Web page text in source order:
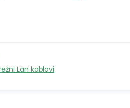
Lan kablovi